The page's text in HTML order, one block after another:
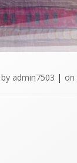
by admin7503 | on